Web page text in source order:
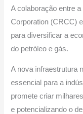
A colaboração entre
Corporation (CRCC)
para diversificar a
do petróleo e gás.
A nova infraestrutura
essencial para a
promete criar
e potencializando o